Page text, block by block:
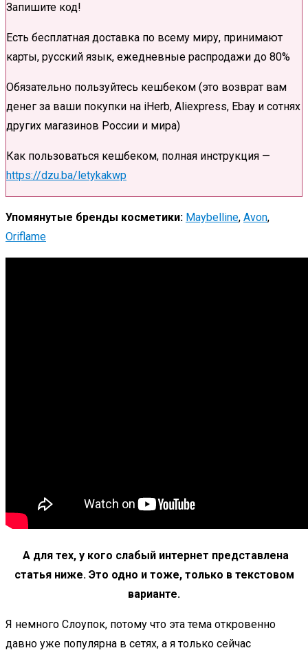
Запишите код!
Есть бесплатная доставка по всему миру, принимают
карты, русский язык, ежедневные распродажи до 80%
Обязательно пользуйтесь кешбеком (это возврат вам
денег за ваши покупки на iHerb, Aliexpress, Ebay и сотнях
других магазинов России и мира)
Как пользоваться кешбеком, полная инструкция —
https://dzu.ba/letykakwp
Упомянутые бренды косметики: Maybelline, Avon,
Oriflame
А для тех, у кого слабый интернет представлена
статья ниже. Это одно и тоже, только в текстовом
варианте.
Я немного Слоупок, потому что эта тема откровенно
давно уже популярна в сетях, а я только сейчас